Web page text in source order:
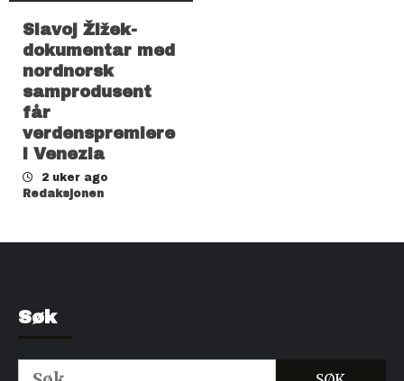
Slavoj Žižek-
dokumentar med
nordnorsk
samprodusent
får
verdenspremiere
i Venezia
2 uker ago
Redaksjonen
Søk
Søk